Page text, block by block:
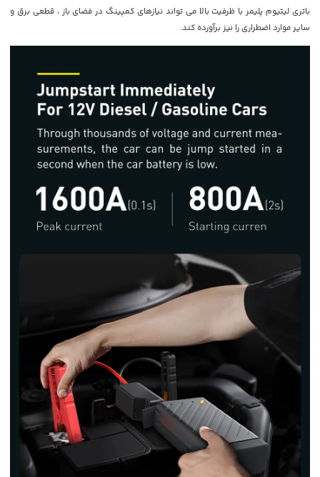
باتری لیتیوم پلیمر با ظرفیت بالا می تواند نیازهای کمپینگ در فضای باز ، قطعی برق و
سایر موارد اضطراری را نیز برآورده کند.